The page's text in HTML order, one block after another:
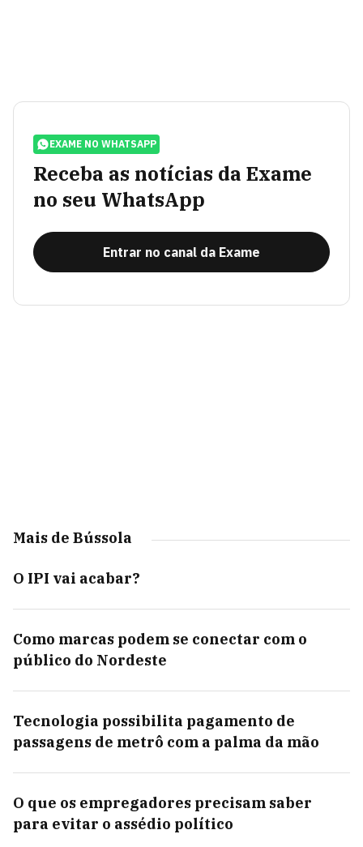
EXAME NO WHATSAPP
Receba as notícias da Exame
no seu WhatsApp
Entrar no canal da Exame
Mais de Bússola
O IPI vai acabar?
Como marcas podem se conectar com o
público do Nordeste
Tecnologia possibilita pagamento de
passagens de metrô com a palma da mão
O que os empregadores precisam saber
para evitar o assédio político